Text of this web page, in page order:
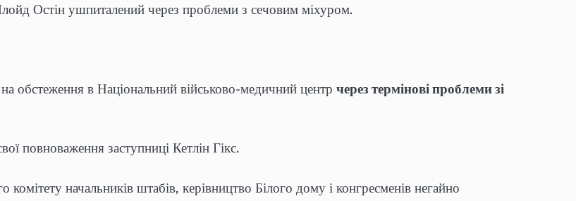
Остін ушпиталений через проблеми з сечовим міхуром.
обстеження в Національний військово-медичний центр через термінові проблеми зі
повноваження заступниці Кетлін Гікс.
начальників штабів, керівництво Білого дому і конгресменів негайно